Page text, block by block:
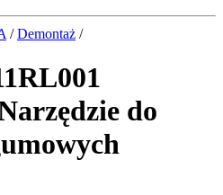
/ Demontaż /
do